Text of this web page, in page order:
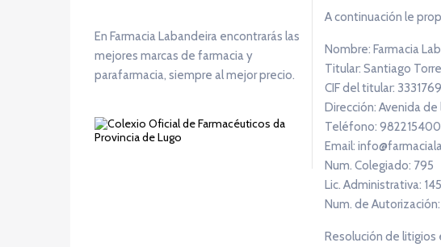
En Farmacia Labandeira encontrarás las
mejores marcas de farmacia y
parafarmacia, siempre al mejor precio.
A continuación le
Nombre: Farmacia
Titular: Santiago
CIF del titular:
Dirección: Avenida de
Teléfono: 982215400
Email:
Num. Colegiado: 795
Lic. Administrativa:
Num. de
Resolución de litigios